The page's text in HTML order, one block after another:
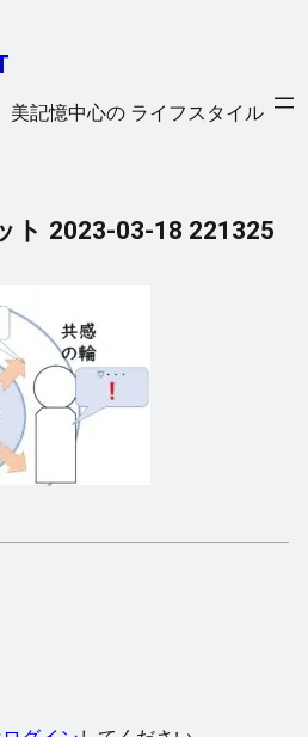
美記憶中心の ライフスタイル
ト 2023-03-18 221325